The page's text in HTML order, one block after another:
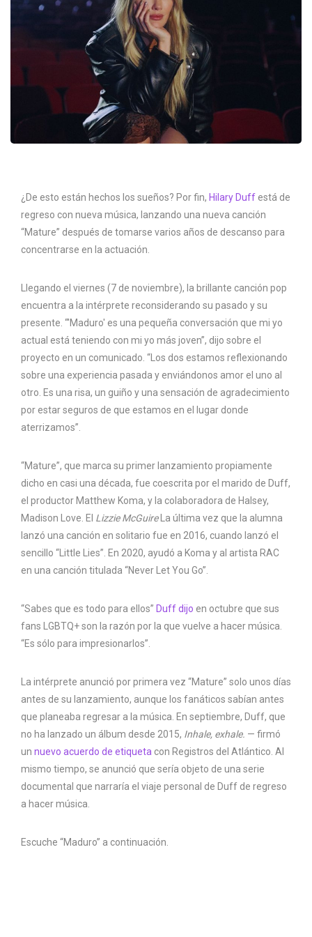
¿De esto están hechos los sueños? Por fin, Hilary Duff está de
regreso con nueva música, lanzando una nueva canción
“Mature” después de tomarse varios años de descanso para
concentrarse en la actuación.
Llegando el viernes (7 de noviembre), la brillante canción pop
encuentra a la intérprete reconsiderando su pasado y su
presente. “'Maduro' es una pequeña conversación que mi yo
actual está teniendo con mi yo más joven”, dijo sobre el
proyecto en un comunicado. “Los dos estamos reflexionando
sobre una experiencia pasada y enviándonos amor el uno al
otro. Es una risa, un guiño y una sensación de agradecimiento
por estar seguros de que estamos en el lugar donde
aterrizamos”.
“Mature”, que marca su primer lanzamiento propiamente
dicho en casi una década, fue coescrita por el marido de Duff,
el productor Matthew Koma, y ​​la colaboradora de Halsey,
Madison Love. El Lizzie McGuire
La última vez que la alumna
lanzó una canción en solitario fue en 2016, cuando lanzó el
sencillo “Little Lies”. En 2020, ayudó a Koma y al artista RAC
en una canción titulada “Never Let You Go”.
“Sabes que es todo para ellos” Duff dijo en octubre que sus
fans LGBTQ+ son la razón por la que vuelve a hacer música.
“Es sólo para impresionarlos”.
La intérprete anunció por primera vez “Mature” solo unos días
antes de su lanzamiento, aunque los fanáticos sabían antes
que planeaba regresar a la música. En septiembre, Duff, que
no ha lanzado un álbum desde 2015, Inhale, exhale. — firmó
un nuevo acuerdo de etiqueta con Registros del Atlántico. Al
mismo tiempo, se anunció que sería objeto de una serie
documental que narraría el viaje personal de Duff de regreso
a hacer música.
Escuche “Maduro” a continuación.